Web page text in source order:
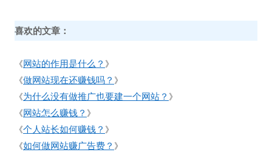
喜欢的文章：
《网站的作用是什么？ 》
《做网站现在还赚钱吗？ 》
《为什么没有做推广也要建一个网站？ 》
《网站怎么赚钱？ 》
《个人站长如何赚钱？ 》
《如何做网站赚广告费？ 》